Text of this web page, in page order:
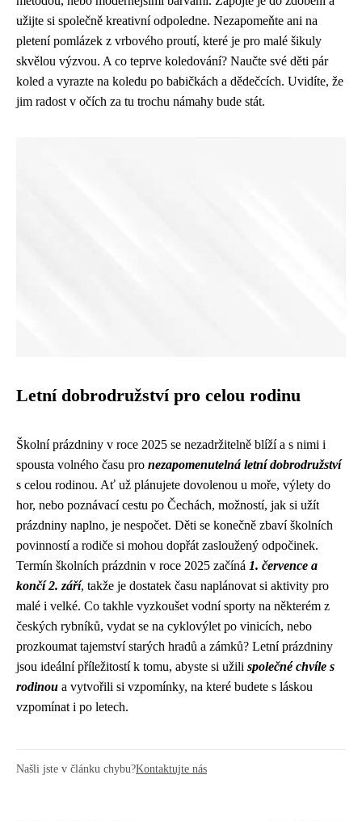
užijte si společně kreativní odpoledne. Nezapomeňte ani na
pletení pomlázek z vrbového proutí, které je pro malé šikuly
skvělou výzvou. A co teprve koledování? Naučte své děti pár
koled a vyrazte na koledu po babičkách a dědečcích. Uvidíte, že
jim radost v očích za tu trochu námahy bude stát.
Letní dobrodružství pro celou rodinu
Školní prázdniny v roce 2025 se nezadržitelně blíží a s nimi i
spousta volného času pro nezapomenutelná letní dobrodružství
s celou rodinou. Ať už plánujete dovolenou u moře, výlety do
hor, nebo poznávací cestu po Čechách, možností, jak si užít
prázdniny naplno, je nespočet. Děti se konečně zbaví školních
povinností a rodiče si mohou dopřát zasloužený odpočinek.
Termín školních prázdnin v roce 2025 začíná 1. července a
končí 2. září, takže je dostatek času naplánovat si aktivity pro
malé i velké. Co takhle vyzkoušet vodní sporty na některém z
českých rybníků, vydat se na cyklovýlet po vinicích, nebo
prozkoumat tajemství starých hradů a zámků? Letní prázdniny
jsou ideální příležitostí k tomu, abyste si užili společné chvíle s
rodinou a vytvořili si vzpomínky, na které budete s láskou
vzpomínat i po letech.
Našli jste v článku chybu?Kontaktujte nás